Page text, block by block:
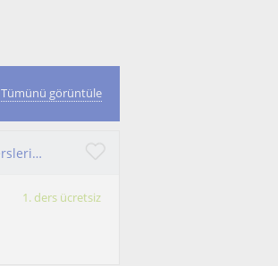
Tümünü görüntüle
Bursa Uludağ Üniversitesi Mezunundan lise Coğrafya, ilköğretim derslerine destek öğretmeni
1. ders ücretsiz